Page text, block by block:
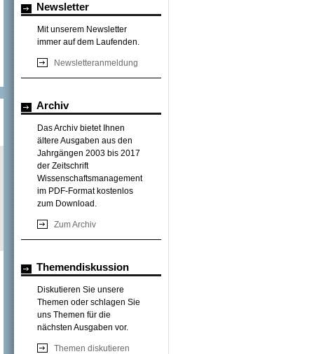
Newsletter
Mit unserem Newsletter
immer auf dem Laufenden.
Newsletteranmeldung
Archiv
Das Archiv bietet Ihnen
ältere Ausgaben aus den
Jahrgängen 2003 bis 2017
der Zeitschrift
Wissenschaftsmanagement
im PDF-Format kostenlos
zum Download.
Zum Archiv
Themendiskussion
Diskutieren Sie unsere
Themen oder schlagen Sie
uns Themen für die
nächsten Ausgaben vor.
Themen diskutieren